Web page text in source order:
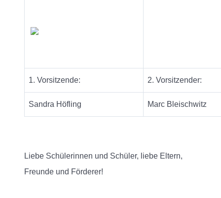
1. Vorsitzende: 2. Vorsitzender:
Sandra Höfling Marc Bleischwitz
Liebe Schülerinnen und Schüler, liebe Eltern,
Freunde und Förderer!